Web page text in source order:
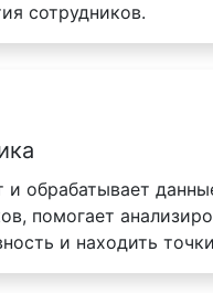
сотрудников.
и обрабатывает
помогает
и находить